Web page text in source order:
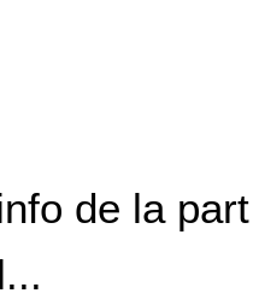
de la